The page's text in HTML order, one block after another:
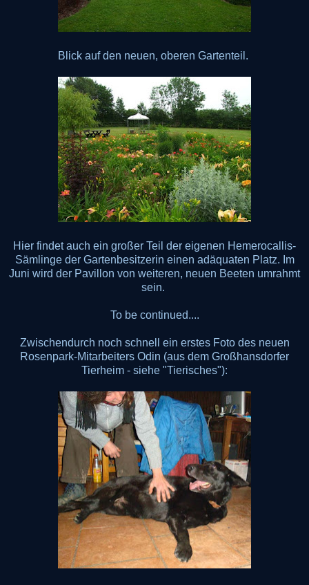
Blick auf den neuen, oberen Gartenteil.
Hier findet auch ein großer Teil der eigenen Hemerocallis-
Sämlinge der Gartenbesitzerin einen adäquaten Platz. Im
Juni wird der Pavillon von weiteren, neuen Beeten umrahmt
sein.
To be continued....
Zwischendurch noch schnell ein erstes Foto des neuen
Rosenpark-Mitarbeiters Odin (aus dem Großhansdorfer
Tierheim - siehe "Tierisches"):